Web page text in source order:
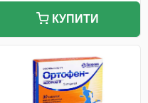
КУПИТИ